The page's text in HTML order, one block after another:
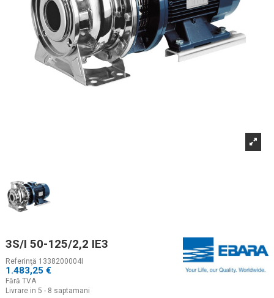
3S/I 50-125/2,2 IE3
Referinţă 1338200004I
1.483,25 €
Fără TVA
Livrare in 5 - 8 saptamani